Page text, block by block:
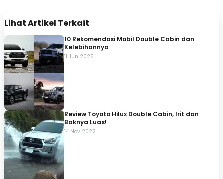
Lihat Artikel Terkait
10 Rekomendasi Mobil Double Cabin dan
Kelebihannya
11 Jun 2025
Review Toyota Hilux Double Cabin, Irit dan
Baknya Luas!
14 Nov 2022